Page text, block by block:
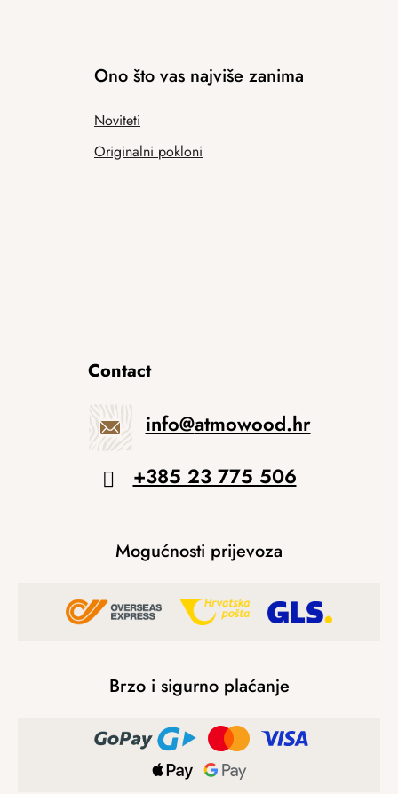
Ono što vas najviše zanima
Noviteti
Originalni pokloni
Contact
info@atmowood.hr
+385 23 775 506
Mogućnosti prijevoza
Brzo i sigurno plaćanje